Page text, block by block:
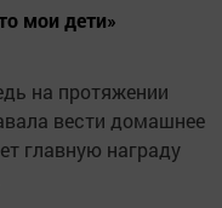
мои дети»
на протяжении
вести домашнее
главную награду